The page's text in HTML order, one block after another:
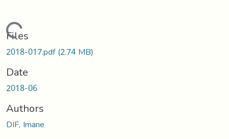
Loading...
Files
2018-017.pdf(2.74 MB)
Date
2018-06
Authors
DIF, Imane